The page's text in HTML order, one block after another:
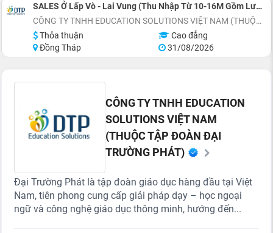
SALES Ở Lấp Vò - Lai Vung (Thu Nhập Từ 10-16M Gồm Lương Cứng 8M+Phụ Cấp+Doanh Số)
CÔNG TY TNHH EDUCATION SOLUTIONS VIỆT NAM (THUỘC TẬP ĐOÀN ĐẠI TRƯỜNG PHÁT)
Thỏa thuận
Cao đẳng
Đồng Tháp
31/08/2026
CÔNG TY TNHH EDUCATION
SOLUTIONS VIỆT NAM
(THUỘC TẬP ĐOÀN ĐẠI
TRƯỜNG PHÁT)
Đại Trường Phát là tập đoàn giáo dục hàng đầu tại Việt
Nam, tiên phong cung cấp giải pháp dạy – học ngoại
ngữ và công nghệ giáo dục thông minh, hướng đến...